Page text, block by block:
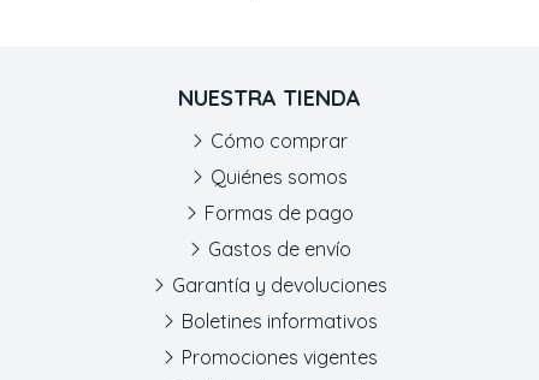
NUESTRA TIENDA
Cómo comprar
Quiénes somos
Formas de pago
Gastos de envío
Garantía y devoluciones
Boletines informativos
Promociones vigentes